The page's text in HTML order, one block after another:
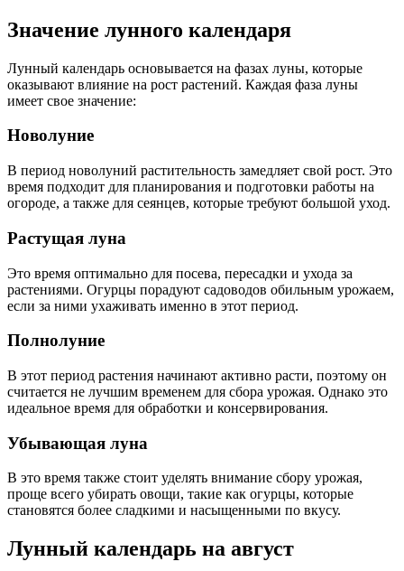
Значение лунного календаря
Лунный календарь основывается на фазах луны, которые
оказывают влияние на рост растений. Каждая фаза луны
имеет свое значение:
Новолуние
В период новолуний растительность замедляет свой рост. Это
время подходит для планирования и подготовки работы на
огороде, а также для сеянцев, которые требуют большой уход.
Растущая луна
Это время оптимально для посева, пересадки и ухода за
растениями. Огурцы порадуют садоводов обильным урожаем,
если за ними ухаживать именно в этот период.
Полнолуние
В этот период растения начинают активно расти, поэтому он
считается не лучшим временем для сбора урожая. Однако это
идеальное время для обработки и консервирования.
Убывающая луна
В это время также стоит уделять внимание сбору урожая,
проще всего убирать овощи, такие как огурцы, которые
становятся более сладкими и насыщенными по вкусу.
Лунный календарь на август